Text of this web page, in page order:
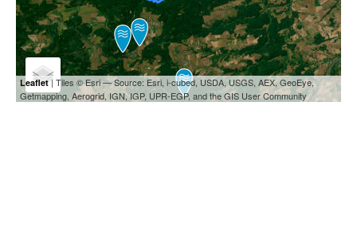
Leaflet| Tiles © Esri — Source: Esri, i-cubed, USDA, USGS, AEX, GeoEye,
Getmapping, Aerogrid, IGN, IGP, UPR-EGP, and the GIS User Community